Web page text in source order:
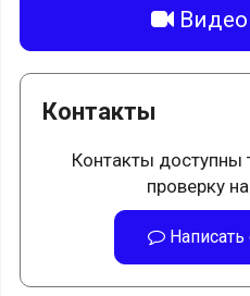
Контакты
Контакты
проверку
Написать